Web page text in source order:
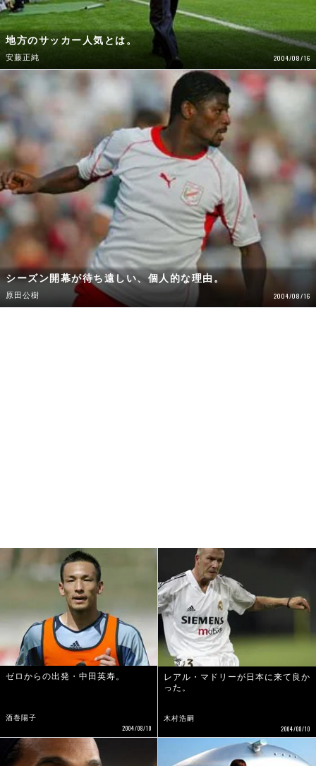
地方のサッカー人気とは。
安藤正純 2004/08/16
シーズン開幕が待ち遠しい、個人的な理由。
原田公樹 2004/08/16
ゼロからの出発・中田英寿。
酒巻陽子
2004/08/10
レアル・マドリーが日本に来て良か
った。
木村浩嗣
2004/08/10